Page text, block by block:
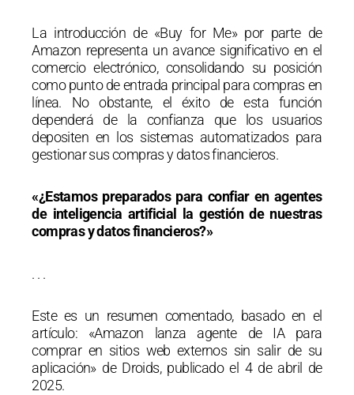
La introducción de «Buy for Me» por parte de
Amazon representa un avance significativo en el
comercio electrónico, consolidando su posición
como punto de entrada principal para compras en
línea.
No obstante, el éxito de esta función
dependerá de la confianza que los usuarios
depositen en los sistemas automatizados para
gestionar sus compras y datos financieros.
«¿Estamos preparados para confiar en agentes
de inteligencia artificial la gestión de nuestras
compras y datos financieros?»
. . .
Este es un resumen comentado, basado en el
artículo: «Amazon lanza agente de IA para
comprar en sitios web externos sin salir de su
aplicación» de Droids, publicado el 4 de abril de
2025.